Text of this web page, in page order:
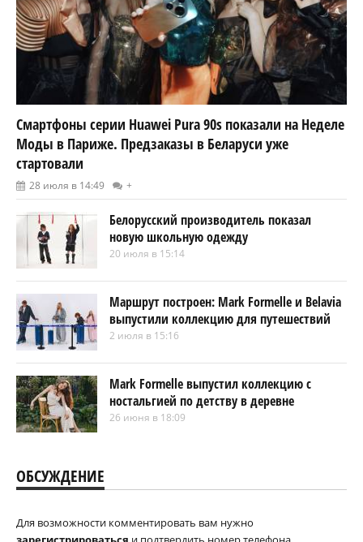
Смартфоны серии Huawei Pura 90s показали на Неделе
Моды в Париже. Предзаказы в Беларуси уже
стартовали
28 июля в 14:49 +
Белорусский производитель показал
новую школьную одежду
20 июля в 15:14
Маршрут построен: Mark Formelle и Belavia
выпустили коллекцию для путешествий
2 июля в 15:16
Mark Formelle выпустил коллекцию с
ностальгией по детству в деревне
26 июня в 18:09
ОБСУЖДЕНИЕ
Для возможности комментировать вам нужно